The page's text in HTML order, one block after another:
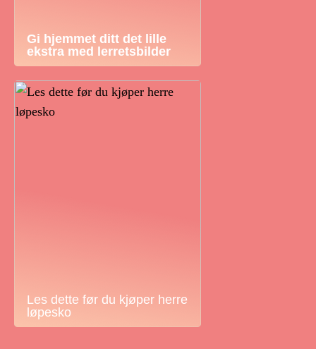
Gi hjemmet ditt det lille
ekstra med lerretsbilder
Les dette før du kjøper herre
løpesko